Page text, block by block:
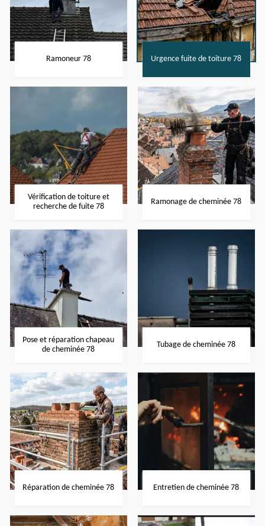
Ramoneur 78 Urgence fuite de toiture 78
Vérification de toiture et
recherche de fuite 78
Ramonage de cheminée 78
Pose et réparation chapeau
de cheminée 78
Tubage de cheminée 78
Réparation de cheminée 78 Entretien de cheminée 78